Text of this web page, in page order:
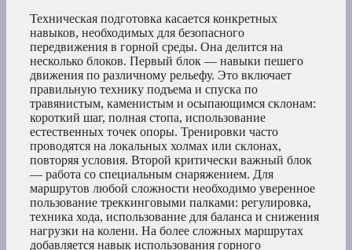
Техническая подготовка касается конкретных
навыков, необходимых для безопасного
передвижения в горной среды. Она делится на
несколько блоков. Первый блок — навыки пешего
движения по различному рельефу. Это включает
правильную технику подъема и спуска по
травянистым, каменистым и осыпающимся склонам:
короткий шаг, полная стопа, использование
естественных точек опоры. Тренировки часто
проводятся на локальных холмах или склонах,
повторяя условия. Второй критически важный блок
— работа со специальным снаряжением. Для
маршрутов любой сложности необходимо уверенное
пользование треккинговыми палками: регулировка,
техника хода, использование для баланса и снижения
нагрузки на колени. На более сложных маршрутах
добавляется навык использования горного